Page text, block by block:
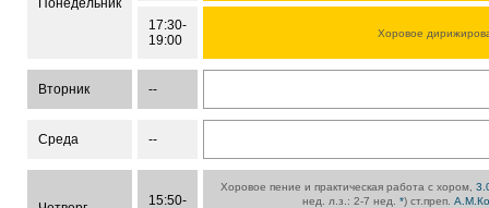
Понедельник
17:30-
19:00
Хоровое
Вторник --
Среда --
15:50-
Хоровое пение и практическая работа с хором,
нед. л.з.: 2-7 нед. *) ст.преп.